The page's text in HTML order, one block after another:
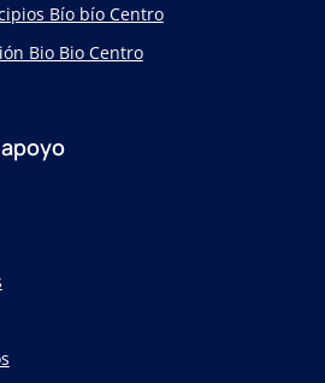
Bío bío Centro
Bio Bio Centro